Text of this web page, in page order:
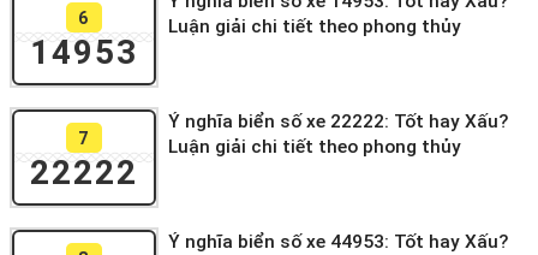
6
14953
Luận giải chi tiết theo phong thủy
7
22222
Ý nghĩa biển số xe 22222: Tốt hay Xấu?
Luận giải chi tiết theo phong thủy
Ý nghĩa biển số xe 44953: Tốt hay Xấu?